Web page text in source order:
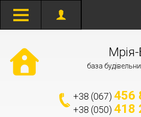
база
+38 (067) 456
+38 (050) 418